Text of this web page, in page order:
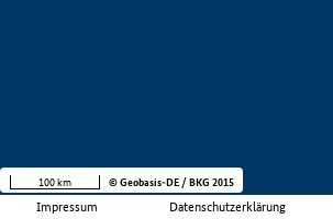
Impressum Datenschutzerklärung
100 km © Geobasis-DE / BKG 2015